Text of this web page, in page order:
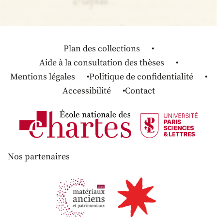
Plan des collections
Aide à la consultation des thèses
Mentions légales
Politique de confidentialité
Accessibilité
Contact
Nos partenaires